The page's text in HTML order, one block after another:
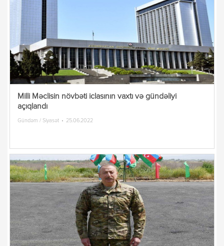
Milli Məclisin növbəti iclasının vaxtı və gündəliyi
açıqlandı
Gündəm / Siyasət 25.06.2022